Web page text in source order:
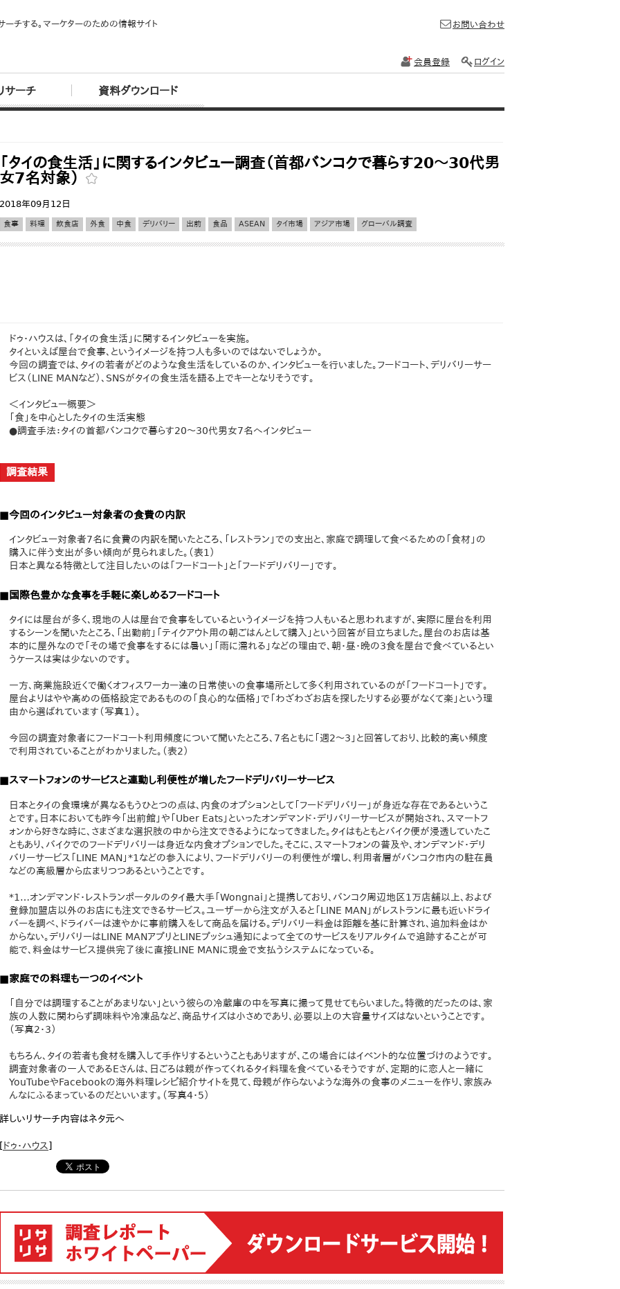
ーチする。マーケターのための情報サイト
サーチ 資料ダウンロード
お問い合わせ
会員登録 ログイン
「タイの食生活」に関するインタビュー調査（首都バンコクで暮らす20～30代男
女7名対象）
2018年09月12日
食事 料理 飲食店 外食 中食 デリバリー 出前 食品 ASEAN タイ市場 アジア市場 グローバル調査
ドゥ・ハウスは、「タイの食生活」に関するインタビューを実施。
タイといえば屋台で食事、というイメージを持つ人も多いのではないでしょうか。
今回の調査では、タイの若者がどのような食生活をしているのか、インタビューを行いました。フードコート、デリバリーサー
ビス（LINE MANなど）、SNSがタイの食生活を語る上でキーとなりそうです。
＜インタビュー概要＞
「食」を中心としたタイの生活実態
●調査手法：タイの首都バンコクで暮らす20～30代男女7名へインタビュー
調査結果
■今回のインタビュー対象者の食費の内訳
インタビュー対象者7名に食費の内訳を聞いたところ、「レストラン」での支出と、家庭で調理して食べるための「食材」の
購入に伴う支出が多い傾向が見られました。（表1）
日本と異なる特徴として注目したいのは「フードコート」と「フードデリバリー」です。
■国際色豊かな食事を手軽に楽しめるフードコート
タイには屋台が多く、現地の人は屋台で食事をしているというイメージを持つ人もいると思われますが、実際に屋台を利用
するシーンを聞いたところ、「出勤前」「テイクアウト用の朝ごはんとして購入」という回答が目立ちました。屋台のお店は基
本的に屋外なので「その場で食事をするには暑い」「雨に濡れる」などの理由で、朝・昼・晩の3食を屋台で食べているとい
うケースは実は少ないのです。
一方、商業施設近くで働くオフィスワーカー達の日常使いの食事場所として多く利用されているのが「フードコート」です。
屋台よりはやや高めの価格設定であるものの「良心的な価格」で「わざわざお店を探したりする必要がなくて楽」という理
由から選ばれています（写真1）。
今回の調査対象者にフードコート利用頻度について聞いたところ、7名ともに「週2～3」と回答しており、比較的高い頻度
で利用されていることがわかりました。（表2）
■スマートフォンのサービスと連動し利便性が増したフードデリバリーサービス
日本とタイの食環境が異なるもうひとつの点は、内食のオプションとして「フードデリバリー」が身近な存在であるというこ
とです。日本においても昨今「出前館」や「Uber Eats」といったオンデマンド・デリバリーサービスが開始され、スマートフ
ォンから好きな時に、さまざまな選択肢の中から注文できるようになってきました。タイはもともとバイク便が浸透していたこ
ともあり、バイクでのフードデリバリーは身近な内食オプションでした。そこに、スマートフォンの普及や、オンデマンド・デリ
バリーサービス「LINE MAN」*1などの参入により、フードデリバリーの利便性が増し、利用者層がバンコク市内の駐在員
などの高級層から広まりつつあるということです。
*1…オンデマンド・レストランポータルのタイ最大手「Wongnai」と提携しており、バンコク周辺地区1万店舗以上、および
登録加盟店以外のお店にも注文できるサービス。ユーザーから注文が入ると「LINE MAN」がレストランに最も近いドライ
バーを調べ、ドライバーは速やかに事前購入をして商品を届ける。デリバリー料金は距離を基に計算され、追加料金はか
からない。デリバリーはLINE MANアプリとLINEプッシュ通知によって全てのサービスをリアルタイムで追跡することが可
能で、料金はサービス提供完了後に直接LINE MANに現金で支払うシステムになっている。
■家庭での料理も一つのイベント
「自分では調理することがあまりない」という彼らの冷蔵庫の中を写真に撮って見せてもらいました。特徴的だったのは、家
族の人数に関わらず調味料や冷凍品など、商品サイズは小さめであり、必要以上の大容量サイズはないということです。
（写真2・3）
もちろん、タイの若者も食材を購入して手作りするということもありますが、この場合にはイベント的な位置づけのようです。
調査対象者の一人であるEさんは、日ごろは親が作ってくれるタイ料理を食べているそうですが、定期的に恋人と一緒に
YouTubeやFacebookの海外料理レシピ紹介サイトを見て、母親が作らないような海外の食事のメニューを作り、家族み
んなにふるまっているのだといいます。（写真4・5）
詳しいリサーチ内容はネタ元へ
[ドゥ・ハウス]